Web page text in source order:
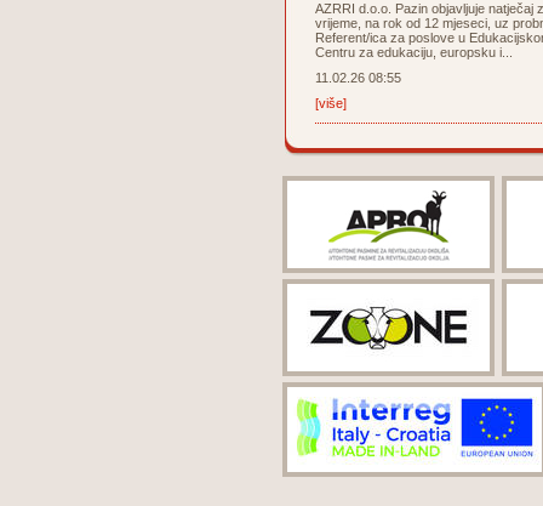
AZRRI d.o.o. Pazin objavljuje natječaj
vrijeme, na rok od 12 mjeseci, uz
Referent/ica za poslove u
Centru za edukaciju, europsku i...
11.02.26 08:55
[više]